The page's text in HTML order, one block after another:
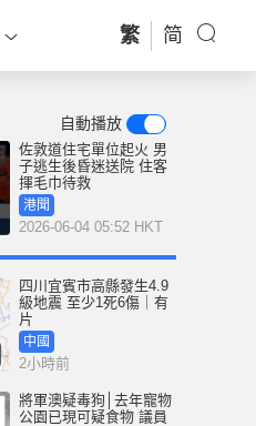
繁 简
自動播放
佐敦道住宅單位起火 男
子逃生後昏迷送院 住客
揮毛巾待救
港聞
2026-06-04 05:52 HKT
四川宜賓市高縣發生4.9
級地震 至少1死6傷｜有
片
中國
2小時前
將軍澳疑毒狗│去年寵物
公園已現可疑食物 議員